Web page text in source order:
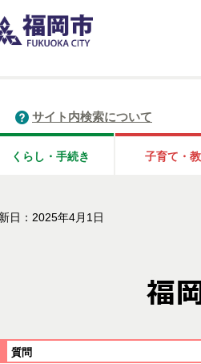
サイト内検索について
くらし・手続き 子育て・
日：2025年4月1日
質問